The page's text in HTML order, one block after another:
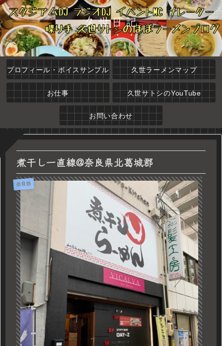
久世日記
プロフィール・ボイスサンプル 久世ラーメンマップ
お仕事 久世サトシのYouTube
お問い合わせ
煮干し一直線@奈良県北葛城郡
奈良県